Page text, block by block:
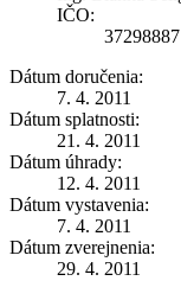
IČO:
37298887
Dátum doručenia:
7. 4. 2011
Dátum splatnosti:
21. 4. 2011
Dátum úhrady:
12. 4. 2011
Dátum vystavenia:
7. 4. 2011
Dátum zverejnenia:
29. 4. 2011